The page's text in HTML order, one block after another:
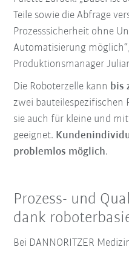
Teile sowie die Abfrage
Prozesssicherheit ohne
Automatisierung
Produktionsmanager
Die Roboterzelle kann bis
zwei bauteilespezifischen
sie auch für kleine und
geeignet.
problemlos möglich.
Prozess- und
dank
Bei DANNORITZER